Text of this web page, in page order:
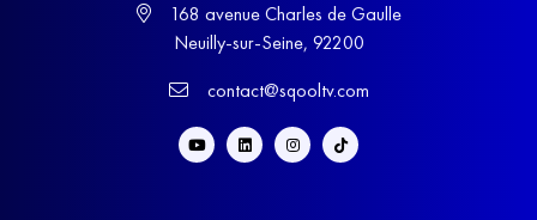
168 avenue Charles de Gaulle
Neuilly-sur-Seine, 92200
contact@sqooltv.com